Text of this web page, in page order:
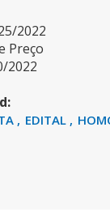
2022
Preço
2022
EDITAL